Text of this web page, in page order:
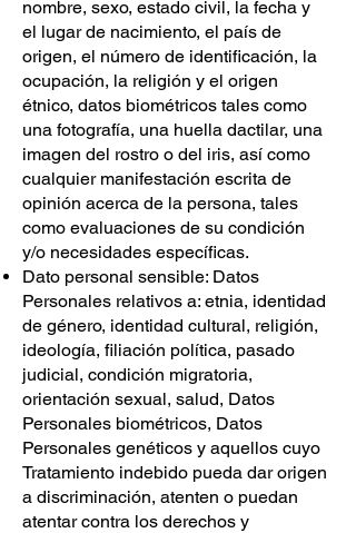
nombre, sexo, estado civil, la fecha y
el lugar de nacimiento, el país de
origen, el número de identificación, la
ocupación, la religión y el origen
étnico, datos biométricos tales como
una fotografía, una huella dactilar, una
imagen del rostro o del iris, así como
cualquier manifestación escrita de
opinión acerca de la persona, tales
como evaluaciones de su condición
y/o necesidades específicas.
Dato personal sensible: Datos
Personales relativos a: etnia, identidad
de género, identidad cultural, religión,
ideología, filiación política, pasado
judicial, condición migratoria,
orientación sexual, salud, Datos
Personales biométricos, Datos
Personales genéticos y aquellos cuyo
Tratamiento indebido pueda dar origen
a discriminación, atenten o puedan
atentar contra los derechos y